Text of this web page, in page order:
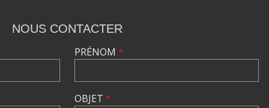
NOUS CONTACTER
PRÉNOM *
OBJET *